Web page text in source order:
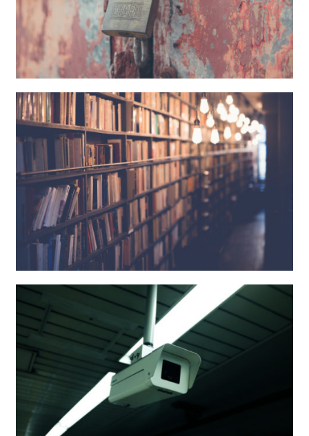
Adecuación LSSICE
Adecuación LOPD completa
Avisos Legales, Política de Privacidad y de
Cookies